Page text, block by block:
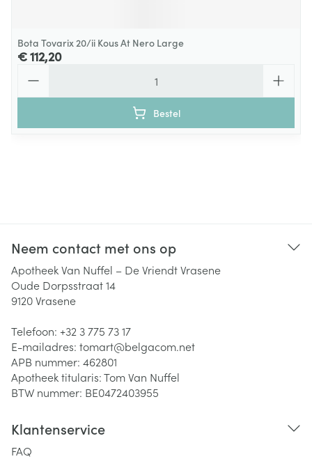
Bota Tovarix 20/ii Kous At Nero Large
€ 112,20
Bestel
Neem contact met ons op
Apotheek Van Nuffel – De Vriendt Vrasene
Oude Dorpsstraat 14
9120Vrasene
Telefoon: +32 3 775 73 17
E-mailadres: tomart@belgacom.net
APB nummer: 462801
Apotheek titularis:Tom Van Nuffel
BTW nummer: BE0472403955
Klantenservice
FAQ